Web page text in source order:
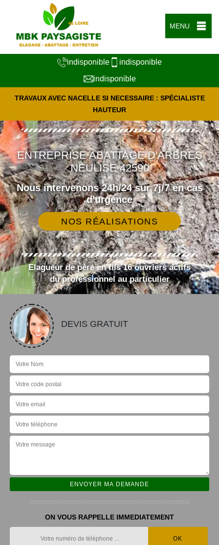
MENU
indisponible
indisponible
indisponible
TRAVAUX AVEC NACELLE SI NECESSAIRE : SPÉCIALISTE
HAUTEUR
ENTREPRISE ABATTAGE D'ARBRES
NEULISE 42590
Nous intervenons 24h/24 sur 7j/7 en cas
d'urgence
NOS RÉALISATIONS
Elagueur de père en fils 16 ouvriers actifs
du professionnel au particulier
DEVIS GRATUIT
ON VOUS RAPPELLE IMMEDIATEMENT